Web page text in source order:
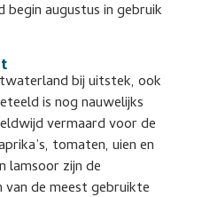
begin augustus in gebruik
bij uitstek, ook
is nog nauwelijks
vermaard voor de
tomaten, uien en
lamsoor zijn de
de meest gebruikte